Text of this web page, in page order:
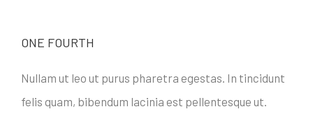
ONE FOURTH
Nullam ut leo ut purus pharetra egestas. In tincidunt
felis quam, bibendum lacinia est pellentesque ut.